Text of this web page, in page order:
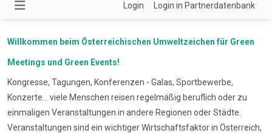
Login Login in Partnerdatenbank
Willkommen beim Österreichischen Umweltzeichen für Green
Meetings und Green Events!
Kongresse, Tagungen, Konferenzen - Galas, Sportbewerbe,
Konzerte... viele Menschen reisen regelmäßig beruflich oder zu
einmaligen Veranstaltungen in andere Regionen oder Städte.
Veranstaltungen sind ein wichtiger Wirtschaftsfaktor in Österreich,